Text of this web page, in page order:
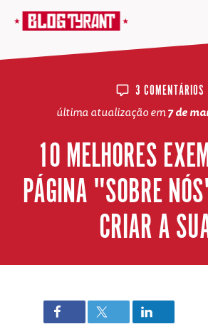
3 COMENTÁRIOS
última atualização em7 de
10 MELHORES
PÁGINA "SOBRE
CRIAR A